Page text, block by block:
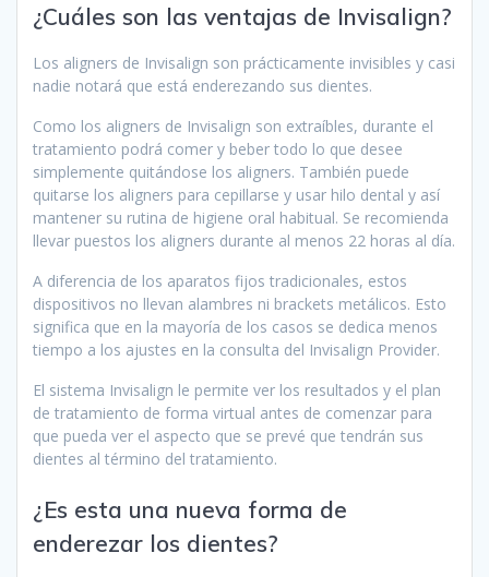
¿Cuáles son las ventajas de Invisalign?
Los aligners de Invisalign son prácticamente invisibles y casi
nadie notará que está enderezando sus dientes.
Como los aligners de Invisalign son extraíbles, durante el
tratamiento podrá comer y beber todo lo que desee
simplemente quitándose los aligners. También puede
quitarse los aligners para cepillarse y usar hilo dental y así
mantener su rutina de higiene oral habitual. Se recomienda
llevar puestos los aligners durante al menos 22 horas al día.
A diferencia de los aparatos fijos tradicionales, estos
dispositivos no llevan alambres ni brackets metálicos. Esto
significa que en la mayoría de los casos se dedica menos
tiempo a los ajustes en la consulta del Invisalign Provider.
El sistema Invisalign le permite ver los resultados y el plan
de tratamiento de forma virtual antes de comenzar para
que pueda ver el aspecto que se prevé que tendrán sus
dientes al término del tratamiento.
¿Es esta una nueva forma de
enderezar los dientes?